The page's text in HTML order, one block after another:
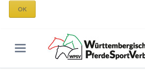
OK